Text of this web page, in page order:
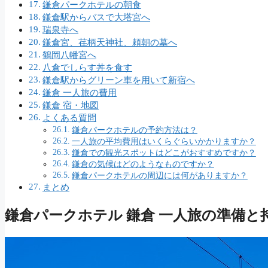
鎌倉パークホテルの朝食
鎌倉駅からバスで大塔宮へ
瑞泉寺へ
鎌倉宮、荏柄天神社、頼朝の墓へ
鶴岡八幡宮へ
八倉でしらす丼を食す
鎌倉駅からグリーン車を用いて新宿へ
鎌倉 一人旅の費用
鎌倉 宿・地図
よくある質問
鎌倉パークホテルの予約方法は？
一人旅の平均費用はいくらぐらいかかりますか？
鎌倉での観光スポットはどこがおすすめですか？
鎌倉の気候はどのようなものですか？
鎌倉パークホテルの周辺には何がありますか？
まとめ
鎌倉パークホテル 鎌倉 一人旅の準備と